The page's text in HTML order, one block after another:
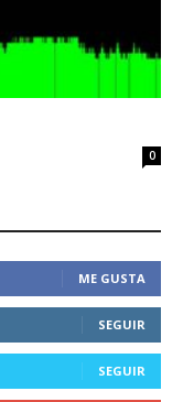
0
ME GUSTA
SEGUIR
SEGUIR